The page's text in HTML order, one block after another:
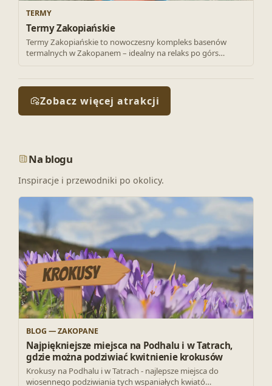
TERMY
Termy Zakopiańskie
Termy Zakopiańskie to nowoczesny kompleks basenów
termalnych w Zakopanem – idealny na relaks po górs…
Zobacz więcej atrakcji
Na blogu
Inspiracje i przewodniki po okolicy.
BLOG — ZAKOPANE
Najpiękniejsze miejsca na Podhalu i w Tatrach,
gdzie można podziwiać kwitnienie krokusów
Krokusy na Podhalu i w Tatrach - najlepsze miejsca do
wiosennego podziwiania tych wspaniałych kwiató…